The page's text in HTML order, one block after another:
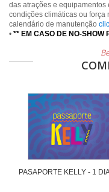
das atrações e
condições climáticas ou força
calendário de manutenção
• ** EM CASO DE NO-SHOW
PASAPORTE KELLY - 1